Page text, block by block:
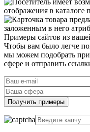
Примеры сайтов из
Чтобы вам было легче
мы можем подобрать
сфере и отправить